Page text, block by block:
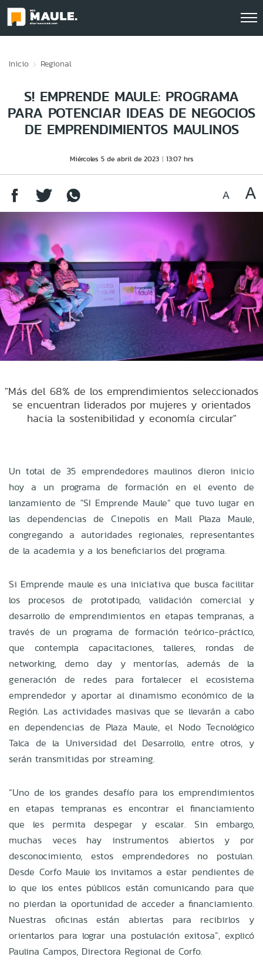
Inicio Regional
S! EMPRENDE MAULE: PROGRAMA
PARA POTENCIAR IDEAS DE NEGOCIOS
DE EMPRENDIMIENTOS MAULINOS
Miércoles 5 de abril de 2023 13:07 hrs
"Más del 68% de los emprendimientos seleccionados
se encuentran liderados por mujeres y orientados
hacia la sostenibilidad y economía circular"
Un total de 35 emprendedores maulinos dieron inicio
hoy a un programa de formación en el evento de
lanzamiento de "SI Emprende Maule” que tuvo lugar en
las dependencias de Cinepolis en Mall Plaza Maule,
congregando a autoridades regionales, representantes
de la academia y a los beneficiarios del programa.
Si Emprende maule es una iniciativa que busca facilitar
los procesos de prototipado, validación comercial y
desarrollo de emprendimientos en etapas tempranas, a
través de un programa de formación teórico-práctico,
que contempla capacitaciones, talleres, rondas de
networking, demo day y mentorías, además de la
generación de redes para fortalecer el ecosistema
emprendedor y aportar al dinamismo económico de la
Región. Las actividades masivas que se llevarán a cabo
en dependencias de Plaza Maule, el Nodo Tecnológico
Talca de la Universidad del Desarrollo, entre otros, y
serán transmitidas por streaming.
“Uno de los grandes desafío para los emprendimientos
en etapas tempranas es encontrar el financiamiento
que les permita despegar y escalar. Sin embargo,
muchas veces hay instrumentos abiertos y por
desconocimiento, estos emprendedores no postulan.
Desde Corfo Maule los invitamos a estar pendientes de
lo que los entes públicos están comunicando para que
no pierdan la oportunidad de acceder a financiamiento.
Nuestras oficinas están abiertas para recibirlos y
orientarlos para lograr una postulación exitosa”, explicó
Paulina Campos, Directora Regional de Corfo.